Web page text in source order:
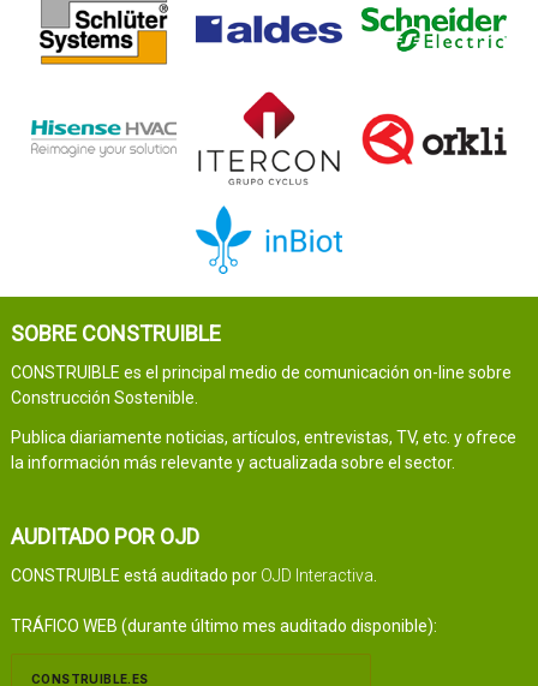
SOBRE CONSTRUIBLE
CONSTRUIBLE es el principal medio de comunicación on-line sobre
Construcción Sostenible.
Publica diariamente noticias, artículos, entrevistas, TV, etc. y ofrece
la información más relevante y actualizada sobre el sector.
AUDITADO POR OJD
CONSTRUIBLE está auditado por OJD Interactiva
TRÁFICO WEB (durante último mes auditado disponible):